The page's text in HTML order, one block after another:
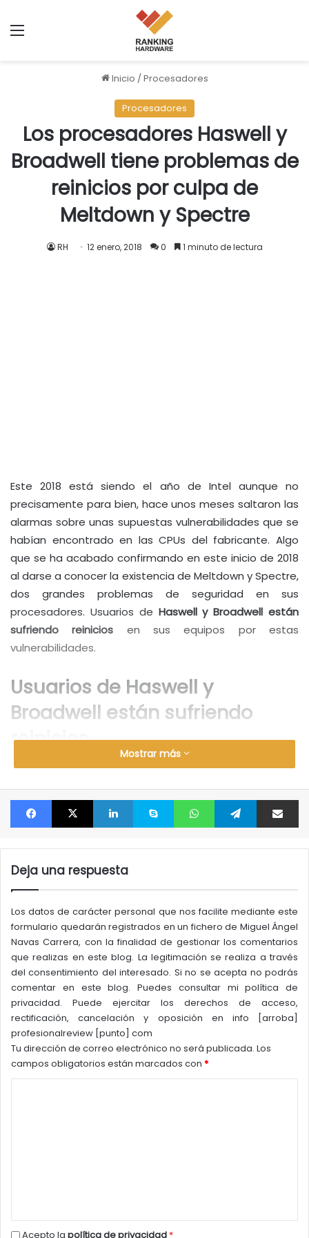
Inicio /Procesadores
Procesadores
Los procesadores Haswell y
Broadwell tiene problemas de
reinicios por culpa de
Meltdown y Spectre
RH 12 enero, 2018 0 1 minuto de lectura
Este 2018 está siendo el año de Intel aunque no
precisamente para bien, hace unos meses saltaron las
alarmas sobre unas supuestas vulnerabilidades que se
habían encontrado en las CPUs del fabricante. Algo
que se ha acabado confirmando en este inicio de 2018
al darse a conocer la existencia de Meltdown y Spectre,
dos grandes problemas de seguridad en sus
procesadores. Usuarios de Haswell y Broadwell están
sufriendo reinicios en sus equipos por estas
vulnerabilidades.
Usuarios de Haswell y
Broadwell están sufriendo
reinicios
Spectre afecta a todos los procesadoresque se
basan en el principio de la ejecución especulativa, es
decir todos los actuales incluyendo los de Intel, AMD y
los basados en la arquitectura ARM.Es Meltdown el
problema exclusivo de Intel y esto es especialmente
relevante puesto que es la vulnerabilidad más
peligrosa de todas.
mucho pero no puede decirse lo mismo de los grandes
Mostrar más
Facebook X LinkedIn Skype WhatsApp Telegram
Deja una respuesta
Los datos de carácter personal que nos facilite mediante este
formulario quedarán registrados en un fichero de Miguel Ángel
Navas Carrera, con la finalidad de gestionar los comentarios
que realizas en este blog. La legitimación se realiza a través
del consentimiento del interesado. Si no se acepta no podrás
comentar en este blog. Puedes consultar mi política de
privacidad. Puede ejercitar los derechos de acceso,
rectificación, cancelación y oposición en info [arroba]
profesionalreview [punto] com
Tu dirección de correo electrónico no será publicada. Los
campos obligatorios están marcados con *
r Acepto la política de privacidad *